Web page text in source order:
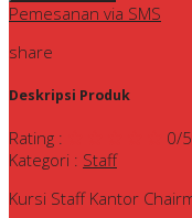
Pemesanan via SMS
share
Deskripsi Produk
Rating : 0/5
Kategori : Staff
Kursi Staff Kantor